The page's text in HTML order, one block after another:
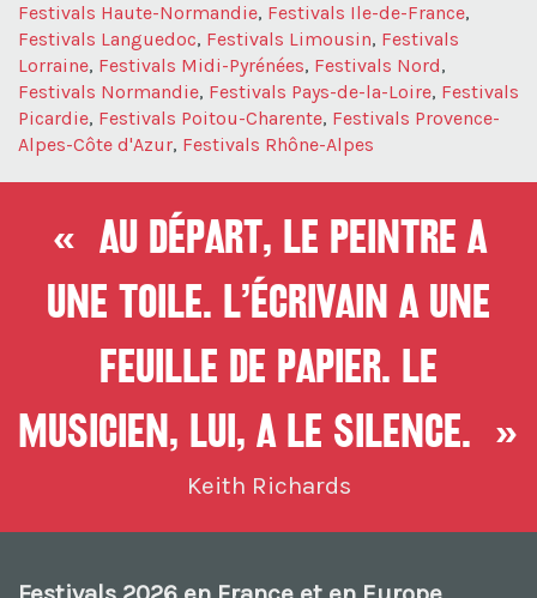
Festivals Haute-Normandie, Festivals Ile-de-France,
Festivals Languedoc, Festivals Limousin, Festivals
Lorraine, Festivals Midi-Pyrénées, Festivals Nord,
Festivals Normandie, Festivals Pays-de-la-Loire, Festivals
Picardie, Festivals Poitou-Charente, Festivals Provence-
Alpes-Côte d'Azur, Festivals Rhône-Alpes
« Au départ, le peintre a
une toile. L’écrivain a une
feuille de papier. Le
musicien, lui, a le silence. »
Keith Richards